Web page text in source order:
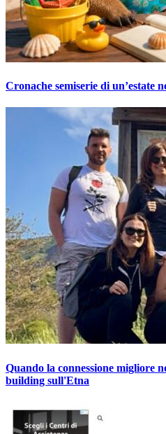
Cronache semiserie di un’estate
Quando la connessione migliore
building sull'Etna